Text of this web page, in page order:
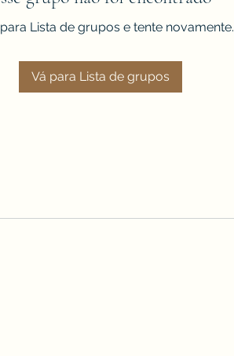
Lista de grupos e tente novamente.
Vá para Lista de grupos